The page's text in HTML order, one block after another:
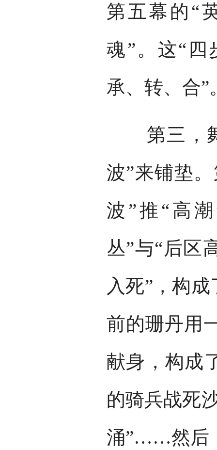
第五幕的“
魂”。这“四
承、转、合”
第三，舞
波”来铺垫
波”推“高
丛”与“后区
入死”，构
前的珊丹用
献身，构成
的骑兵战死
涌”……然后